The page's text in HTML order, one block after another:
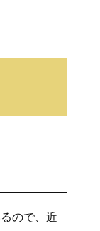
ので、近